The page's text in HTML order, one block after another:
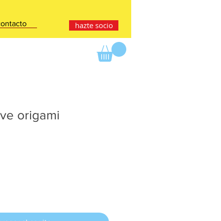
hazte socio
origami